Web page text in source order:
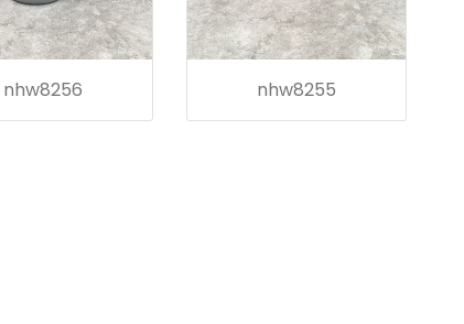
nhw8256 nhw8255